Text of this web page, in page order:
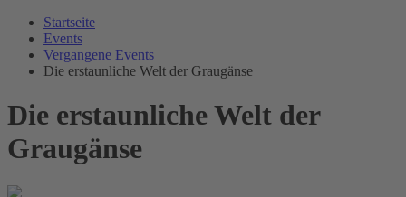
Startseite
Events
Vergangene Events
Die erstaunliche Welt der Graugänse
Die erstaunliche Welt der
Graugänse